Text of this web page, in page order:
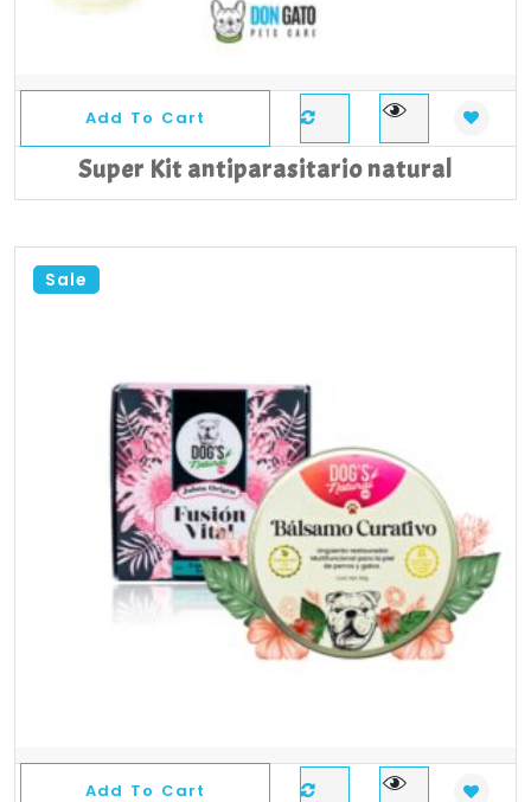
Add To Cart
Super Kit antiparasitario natural
Sale
Add To Cart